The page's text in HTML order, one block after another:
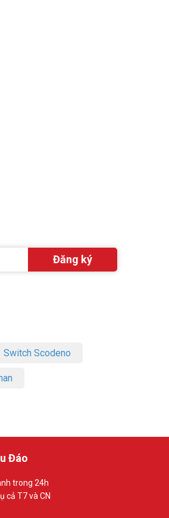
Switch Scodeno
Đáo
trong 24h
cả T7 và CN